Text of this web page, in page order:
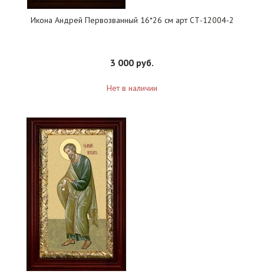
Икона Андрей Первозванный 16*26 см арт СТ-12004-2
3 000 руб.
Нет в наличии